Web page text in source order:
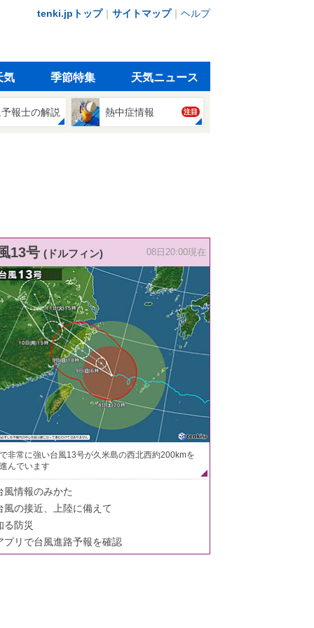
tenki.jpトップ｜ サイトマップ｜ ヘルプ
気 季節特集 天気ニュース
報士の解説 熱中症情報 注目
13号 (ドルフィン) 08日20:00現在
非常に強い台風13号が久米島の西北西約200kmを
んでいます
風情報のみかた
風の接近、上陸に備えて
る防災
プリで台風進路予報を確認